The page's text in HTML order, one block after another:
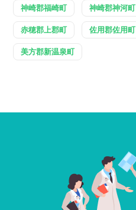
神崎郡福崎町 神崎郡神河町
赤穂郡上郡町 佐用郡佐用町
美方郡新温泉町